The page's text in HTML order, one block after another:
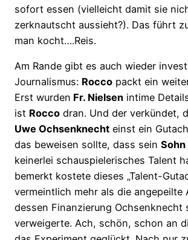
sofort essen (vielleicht damit sie
zerknautscht aussieht?). Das führt
man kocht….Reis.
Am Rande gibt es auch wieder
Journalismus: Rocco packt ein
Erst wurden Fr. Nielsen intime
ist Rocco dran. Und der verkündet,
Uwe Ochsenknecht einst ein
das beweisen sollte, dass sein
keinerlei schauspielerisches Talent
bemerkt kostete dieses „Talent-
vermeintlich mehr als die angepeilte
dessen Finanzierung Ochsenknecht
verweigerte. Ach, schön, schon an